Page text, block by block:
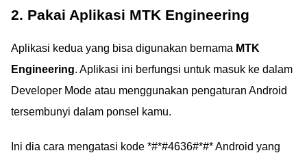
2. Pakai Aplikasi MTK Engineering
Aplikasi kedua yang bisa digunakan bernama MTK
Engineering. Aplikasi ini berfungsi untuk masuk ke dalam
Developer Mode atau menggunakan pengaturan Android
tersembunyi dalam ponsel kamu.
Ini dia cara mengatasi kode *#*#4636#*#* Android yang